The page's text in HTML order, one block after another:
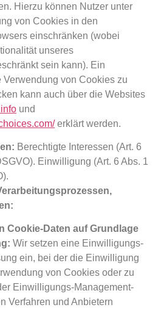
Hierzu können Nutzer unter
von Cookies in den
einschränken (wobei
unseres
sein kann). Ein
von Cookies zu
kann auch über die Websites
und
erklärt werden.
Berechtigte Interessen (Art. 6
Einwilligung (Art. 6 Abs. 1
Cookie-Daten auf Grundlage
Wir setzen eine Einwilligungs-
ein, bei der die Einwilligung
von Cookies oder zu
Einwilligungs-Management-
Verfahren und Anbietern